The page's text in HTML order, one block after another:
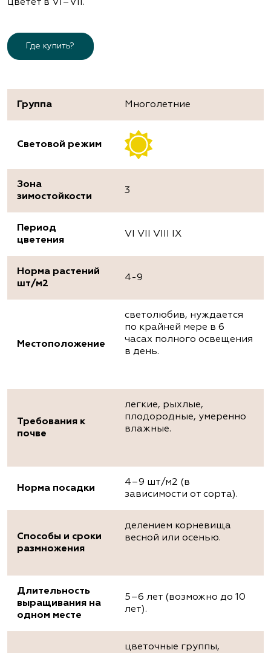
цветет в VІ–VІІ.
Где купить?
Группа Многолетние
Световой режим
Зона
зимостойкости
3
Период
цветения
VI VII VIII IX
Норма растений
шт/м2
4-9
Местоположение
светолюбив, нуждается
по крайней мере в 6
часах полного освещения
в день.
Требования к
почве
легкие, рыхлые,
плодородные, умеренно
влажные.
Норма посадки
4–9 шт/м2 (в
зависимости от сорта).
Способы и сроки
размножения
делением корневища
весной или осенью.
Длительность
выращивания на
одном месте
5–6 лет (возможно до 10
лет).
цветочные группы,